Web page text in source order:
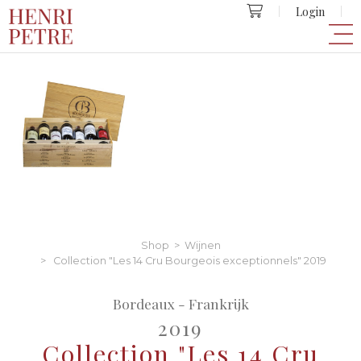
Login
Shop > Wijnen
> Collection "Les 14 Cru Bourgeois exceptionnels" 2019
Bordeaux - Frankrijk
2019
Collection "Les 14 Cru